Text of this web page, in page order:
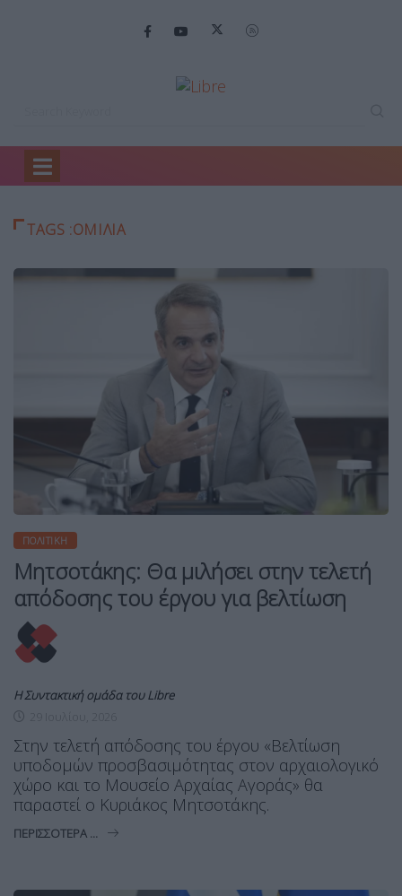
Home
TAGS :ΟΜΙΛΙΑ
ΠΟΛΙΤΙΚΉ
Μητσοτάκης: Θα μιλήσει στην τελετή
απόδοσης του έργου για βελτίωση
Η Συντακτική ομάδα του Libre
Στην τελετή απόδοσης του έργου «Βελτίωση
υποδομών προσβασιμότητας στον αρχαιολογικό
χώρο και το Μουσείο Αρχαίας Αγοράς» θα
παραστεί ο Κυριάκος Μητσοτάκης.
ΠΕΡΙΣΣΌΤΕΡΑ ...